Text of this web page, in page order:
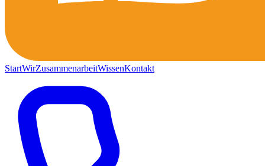
StartWirZusammenarbeitWissenKontakt